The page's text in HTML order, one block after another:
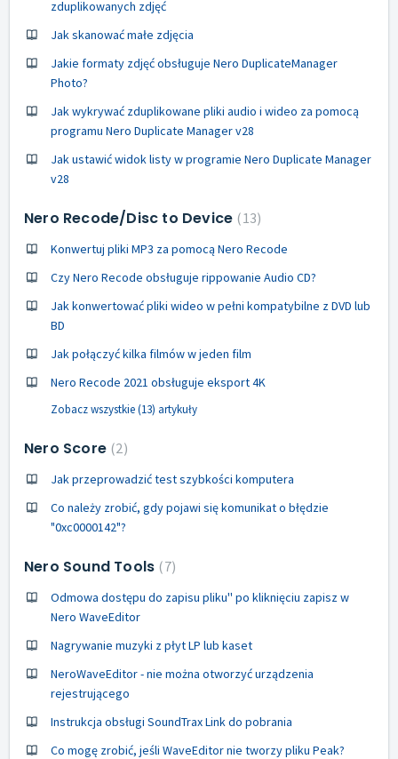
zduplikowanych zdjęć
Jak skanować małe zdjęcia
Jakie formaty zdjęć obsługuje Nero DuplicateManager
Photo?
Jak wykrywać zduplikowane pliki audio i wideo za pomocą
programu Nero Duplicate Manager v28
Jak ustawić widok listy w programie Nero Duplicate Manager
v28
Nero Recode/Disc to Device 13
Konwertuj pliki MP3 za pomocą Nero Recode
Czy Nero Recode obsługuje rippowanie Audio CD?
Jak konwertować pliki wideo w pełni kompatybilne z DVD lub
BD
Jak połączyć kilka filmów w jeden film
Nero Recode 2021 obsługuje eksport 4K
Zobacz wszystkie (13) artykuły
Nero Score 2
Jak przeprowadzić test szybkości komputera
Co należy zrobić, gdy pojawi się komunikat o błędzie
"0xc0000142"?
Nero Sound Tools 7
Odmowa dostępu do zapisu pliku'' po kliknięciu zapisz w
Nero WaveEditor
Nagrywanie muzyki z płyt LP lub kaset
NeroWaveEditor - nie można otworzyć urządzenia
rejestrującego
Instrukcja obsługi SoundTrax Link do pobrania
Co mogę zrobić, jeśli WaveEditor nie tworzy pliku Peak?